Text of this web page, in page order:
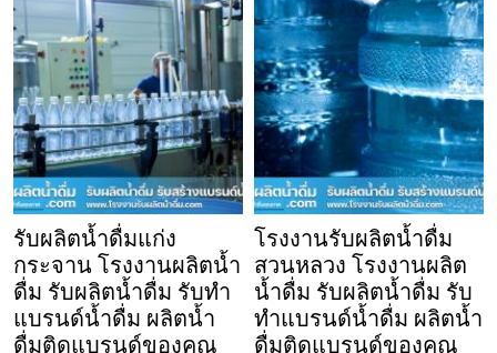
รับผลิตน้ำดื่มแก่ง
กระจาน โรงงานผลิตน้ำ
ดื่ม รับผลิตน้ำดื่ม รับทำ
แบรนด์น้ำดื่ม ผลิตน้ำ
ดื่มติดแบรนด์ของคุณ
โรงงานรับผลิตน้ำดื่ม
สวนหลวง โรงงานผลิต
น้ำดื่ม รับผลิตน้ำดื่ม รับ
ทำแบรนด์น้ำดื่ม ผลิตน้ำ
ดื่มติดแบรนด์ของคุณ